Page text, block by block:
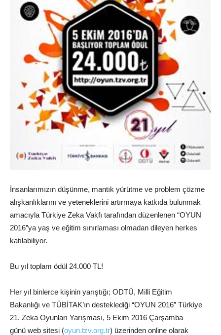
İnsanlarımızın düşünme, mantık yürütme ve problem çözme
alışkanlıklarını ve yeteneklerini artırmaya katkıda bulunmak
amacıyla Türkiye Zeka Vakfı tarafından düzenlenen “OYUN
2016”ya yaş ve eğitim sınırlaması olmadan dileyen herkes
katılabiliyor.
Bu yıl toplam ödül 24.000 TL!
Her yıl binlerce kişinin yarıştığı; ODTÜ, Milli Eğitim
Bakanlığı ve TÜBİTAK’ın desteklediği “OYUN 2016” Türkiye
21. Zeka Oyunları Yarışması, 5 Ekim 2016 Çarşamba
günü web sitesi (oyun.tzv.org.tr) üzerinden online olarak